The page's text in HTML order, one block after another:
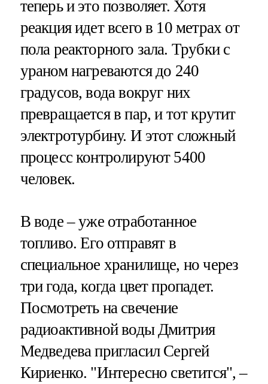
теперь и это позволяет. Хотя
реакция идет всего в 10 метрах от
пола реакторного зала. Трубки с
ураном нагреваются до 240
градусов, вода вокруг них
превращается в пар, и тот крутит
электротурбину. И этот сложный
процесс контролируют 5400
человек.
В воде – уже отработанное
топливо. Его отправят в
специальное хранилище, но через
три года, когда цвет пропадет.
Посмотреть на свечение
радиоактивной воды Дмитрия
Медведева пригласил Сергей
Кириенко. "Интересно светится", –